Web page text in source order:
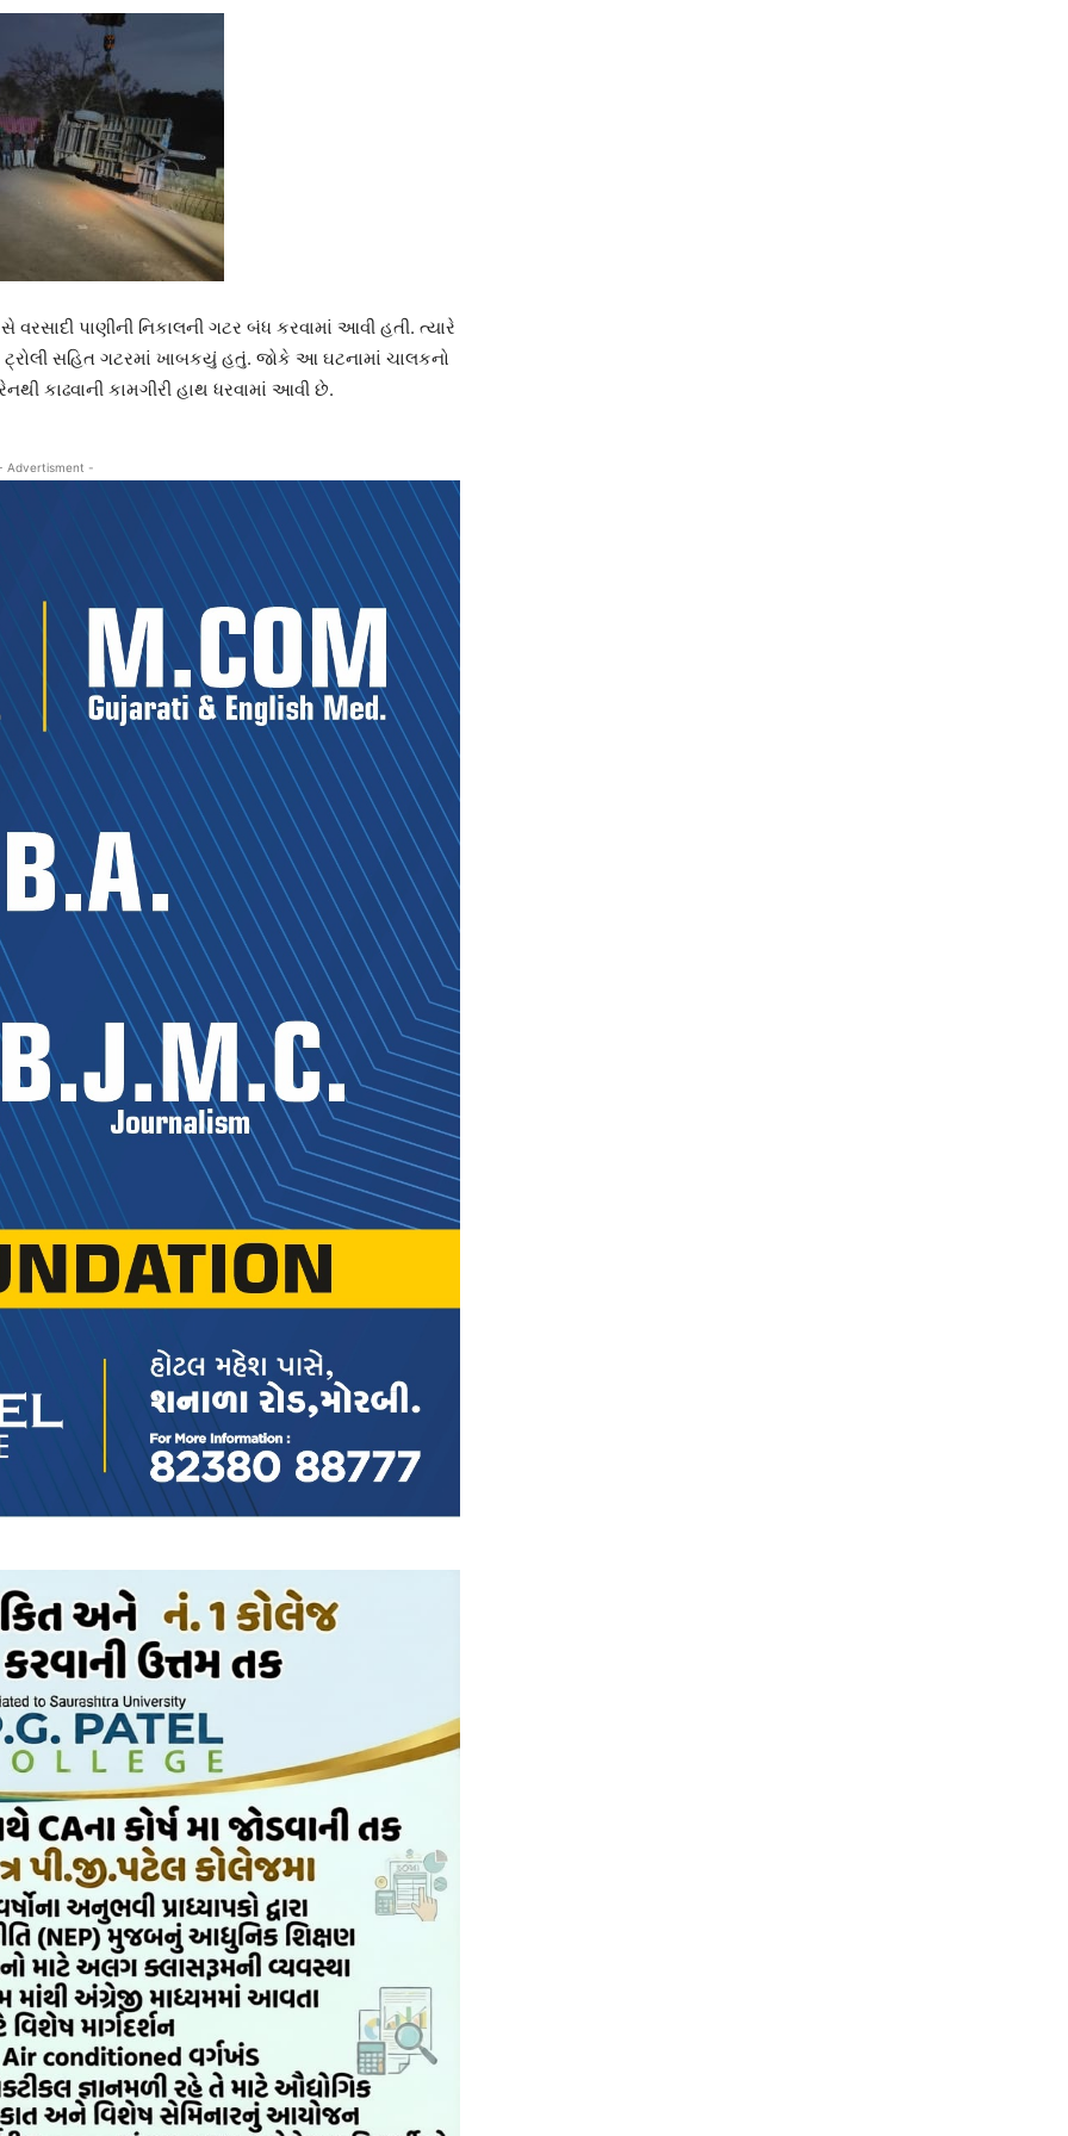
પાણીની નિકાલની ગટર બંધ કરવામાં આવી હતી. ત્યારે
સહિત ગટરમાં ખાબકયું હતું. જોકે આ ઘટનામાં ચાલકનો
કાઢવાની કામગીરી હાથ ધરવામાં આવી છે.
Advertisment -